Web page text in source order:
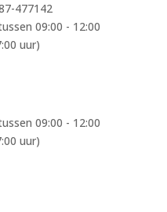
477142
09:00 - 12:00
uur)
09:00 - 12:00
uur)